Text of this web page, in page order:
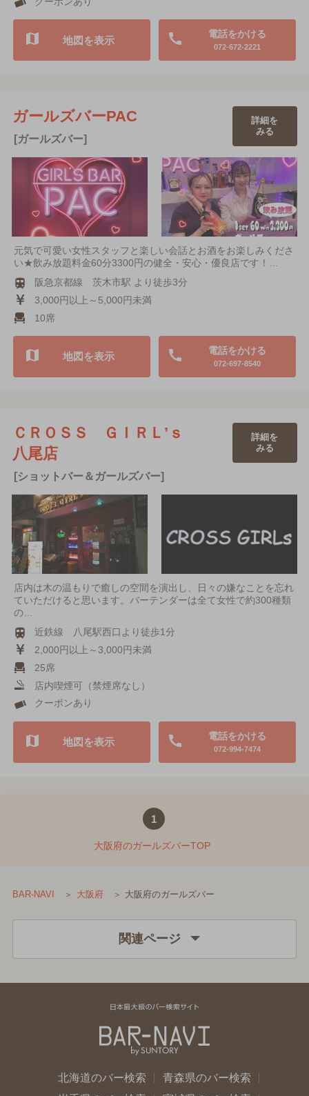
電話をかける
072-672-2221
地図を表示
ガールズバーPAC
[ガールズバー]
詳細を
みる
元気で可愛い女性スタッフと楽しい会話とお酒をお楽しみくださ
い★飲み放題料金60分3300円の健全・安心・優良店です！…
阪急京都線 茨木市駅 より徒歩3分
3,000円以上～5,000円未満
10席
電話をかける
072-697-8540
地図を表示
ＣＲＯＳＳ ＧＩＲＬ’ｓ
八尾店
[ショットバー＆ガールズバー]
詳細を
みる
店内は木の温もりで癒しの空間を演出し、日々の嫌なことを忘れ
ていただけると思います。バーテンダーは全て女性で約300種類
の…
近鉄線 八尾駅西口より徒歩1分
2,000円以上～3,000円未満
25席
店内喫煙可（禁煙席なし）
クーポンあり
電話をかける
072-994-7474
地図を表示
1
大阪府のガールズバーTOP
BAR-NAVI 大阪府 大阪府のガールズバー
関連ページ
北海道のバー検索
青森県のバー検索